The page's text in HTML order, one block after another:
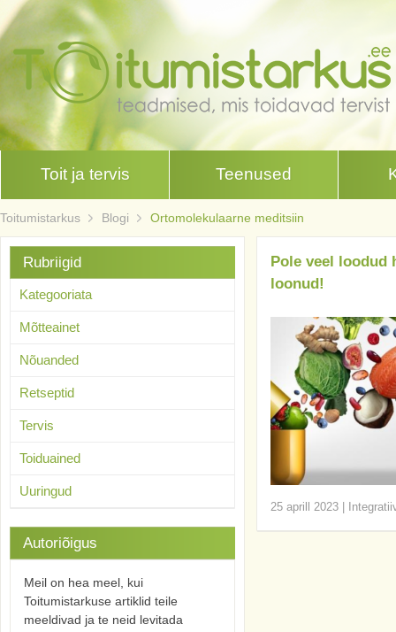
Toit ja tervis Teenused
Toitumistarkus Blogi Ortomolekulaarne meditsiin
Pole veel loodud
loonud!
25 aprill 2023
Rubriigid
Kategooriata
Mõtteainet
Nõuanded
Retseptid
Tervis
Toiduained
Uuringud
Autoriõigus
Meil on hea meel, kui
Toitumistarkuse artiklid teile
meeldivad ja te neid levitada